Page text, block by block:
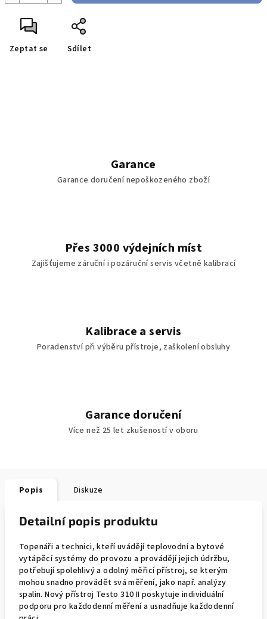
Zeptat se Sdílet
Garance
Garance doručení nepoškozeného zboží
Přes 3000 výdejních míst
Zajišťujeme záruční i pozáruční servis včetně kalibrací
Kalibrace a servis
Poradenství při výběru přístroje, zaškolení obsluhy
Garance doručení
Více než 25 let zkušeností v oboru
Popis Diskuze
Detailní popis produktu
Topenáři a technici, kteří uvádějí teplovodní a bytové
vytápěcí systémy do provozu a provádějí jejich údržbu,
potřebují spolehlivý a odolný měřicí přístroj, se kterým
mohou snadno provádět svá měření, jako např. analýzy
spalin. Nový přístroj Testo 310 II poskytuje individuální
podporu pro každodenní měření a usnadňuje každodenní